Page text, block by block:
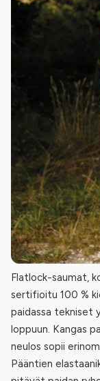
Flatlock-saumat,
sertifioitu 100 %
paidassa tekniset
loppuun. Kangas
neulos sopii
Pääntien